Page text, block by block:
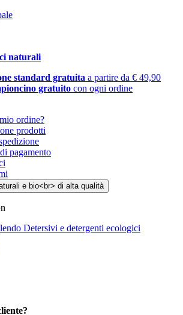
naturali
standard gratuita a partire da € 49,90
gratuito con ogni ordine
ordine?
prodotti
pagamento
Detersivi e detergenti ecologici